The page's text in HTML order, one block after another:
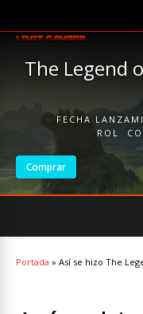
The Legend
FECHA
ROL
Comprar
Portada » Así se hizo The